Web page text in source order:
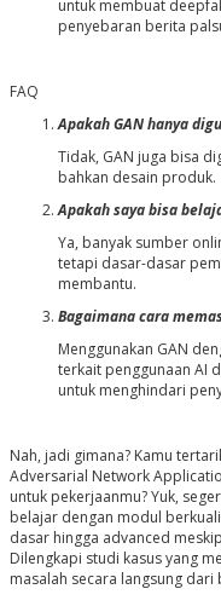
untuk membuat
penyebaran berita
FAQ
Apakah GAN hanya
Tidak, GAN juga bisa
bahkan desain produk.
Apakah saya bisa
Ya, banyak sumber
tetapi dasar-dasar
membantu.
Bagaimana cara
Menggunakan GAN
terkait penggunaan AI
untuk menghindari
Nah, jadi gimana? Kamu
Adversarial Network
untuk pekerjaanmu? Yuk,
belajar dengan modul
dasar hingga advanced
Dilengkapi studi kasus yang
masalah secara langsung